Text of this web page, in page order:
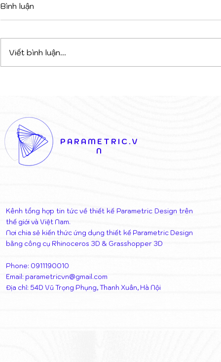
KẾT NỐI NGHỆ THUẬT VÀ
KIẾN TRÚC
Bình luận
Viết bình luận...
PARAMETRIC.V
N
Kênh tổng hợp tin tức về thiết kế Parametric Design trên
thế giới và Việt Nam.
Nơi chia sẻ kiến thức ứng dụng thiết kế Parametric Design
bằng công cụ Rhinoceros 3D & Grasshopper 3D
Phone: 0911190010
Email: parametricvn@gmail.com
Địa chỉ: 54D Vũ Trọng Phụng, Thanh Xuân, Hà Nội